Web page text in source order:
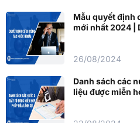
Mẫu quyết định
mới nhất 2024 |
26/08/2024
Danh sách các
liệu được miễn